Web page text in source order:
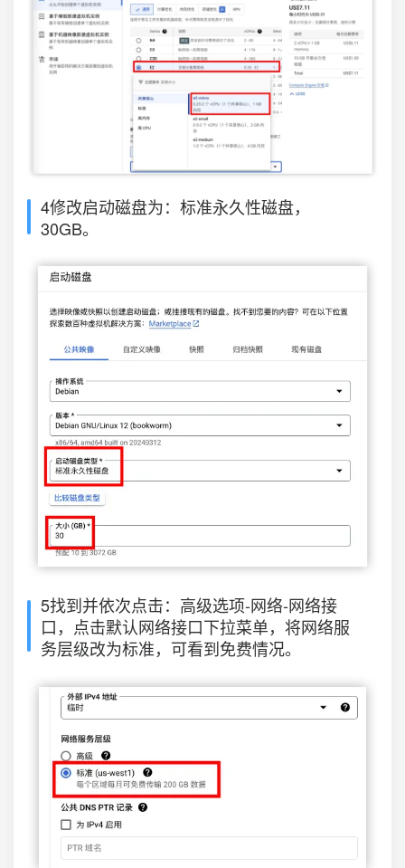
4修改启动磁盘为：标准永久性磁盘，
30GB。
5找到并依次点击：高级选项-网络-网络接
口，点击默认网络接口下拉菜单，将网络服
务层级改为标准，可看到免费情况。